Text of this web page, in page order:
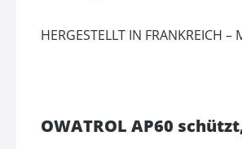
HERGESTELLT IN FRANKREICH
OWATROL AP60